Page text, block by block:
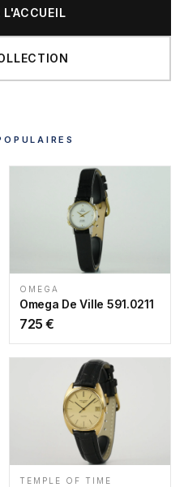
L'ACCUEIL
OMEGA
Omega De Ville 591.0211
725 €
TEMPLE OF TIME